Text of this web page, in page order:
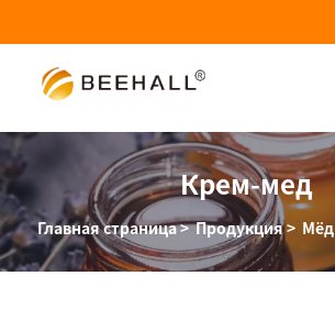
Крем-мед
Главная страница>Продукция> Мёд